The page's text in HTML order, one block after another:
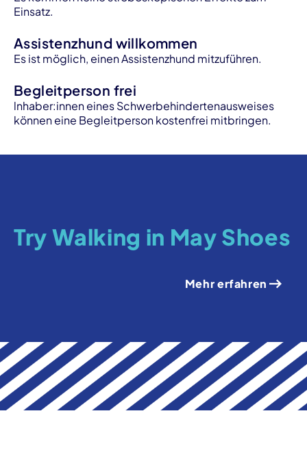
Einsatz.
Assistenzhund willkommen
Es ist möglich, einen Assistenzhund mitzuführen.
Begleitperson frei
lnhaber:innen eines Schwerbehindertenausweises
können eine Begleitperson kostenfrei mitbringen.
Try Walking in May Shoes
Mehr erfahren